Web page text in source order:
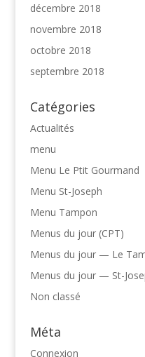
décembre 2018
novembre 2018
octobre 2018
septembre 2018
Catégories
Actualités
menu
Menu Le Ptit Gourmand
Menu St-Joseph
Menu Tampon
Menus du jour (CPT)
Menus du jour — Le
Menus du jour — St-
Non classé
Méta
Connexion